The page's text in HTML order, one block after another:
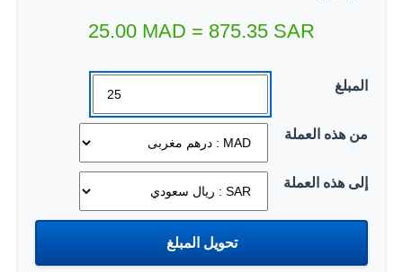
25.00 MAD = 875.35 SAR
المبلغ
من هذه العملة
إلى هذه العملة